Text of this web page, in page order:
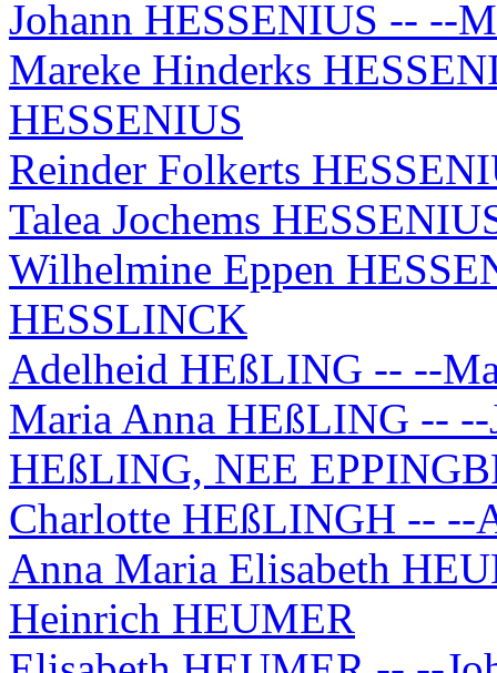
Johann HESSENIUS -- --
Mareke Hinderks
HESSENIUS
Reinder Folkerts
Talea Jochems
Wilhelmine Eppen
HESSLINCK
Adelheid HEßLING -- --
Maria Anna HEßLING -- --
HEßLING, NEE
Charlotte HEßLINGH --
Anna Maria Elisabeth
Heinrich HEUMER